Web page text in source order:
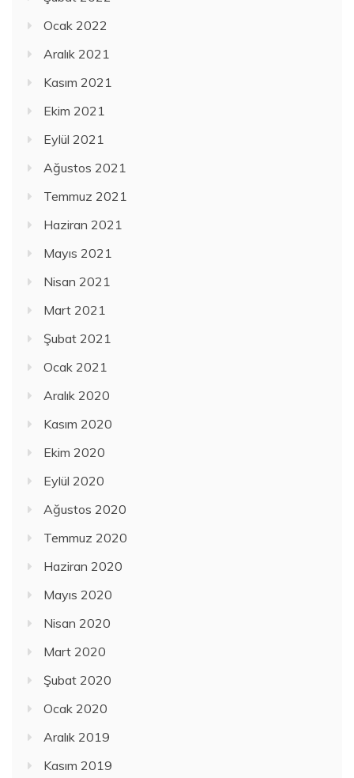
Ocak 2022
Aralık 2021
Kasım 2021
Ekim 2021
Eylül 2021
Ağustos 2021
Temmuz 2021
Haziran 2021
Mayıs 2021
Nisan 2021
Mart 2021
Şubat 2021
Ocak 2021
Aralık 2020
Kasım 2020
Ekim 2020
Eylül 2020
Ağustos 2020
Temmuz 2020
Haziran 2020
Mayıs 2020
Nisan 2020
Mart 2020
Şubat 2020
Ocak 2020
Aralık 2019
Kasım 2019